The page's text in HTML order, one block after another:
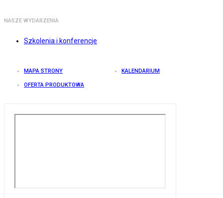
NASZE WYDARZENIA
Szkolenia i konferencje
MAPA STRONY KALENDARIUM
OFERTA PRODUKTOWA